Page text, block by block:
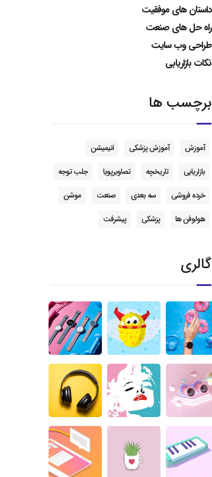
داستان های موفقیت
راه حل های صنعت
طراحی وب سایت
نکات بازاریابی
برچسب ها
آموزش آموزش پزشکی
انیمیشن
بازاریابی
تاریخچه تصاویرپویا
جلب توجه
خرده فروشی
سه بعدی صنعت
موشن
هولوفن ها
پزشکی پیشرفت
گالری